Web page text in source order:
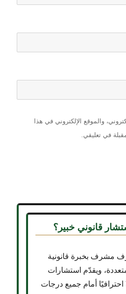
والموقع الإلكتروني في هذا
في تعليقي.
قانوني خبير؟
مشرف بخبرة قانونية
ويقدّم استشارات
احترافيًا أمام جميع درجات